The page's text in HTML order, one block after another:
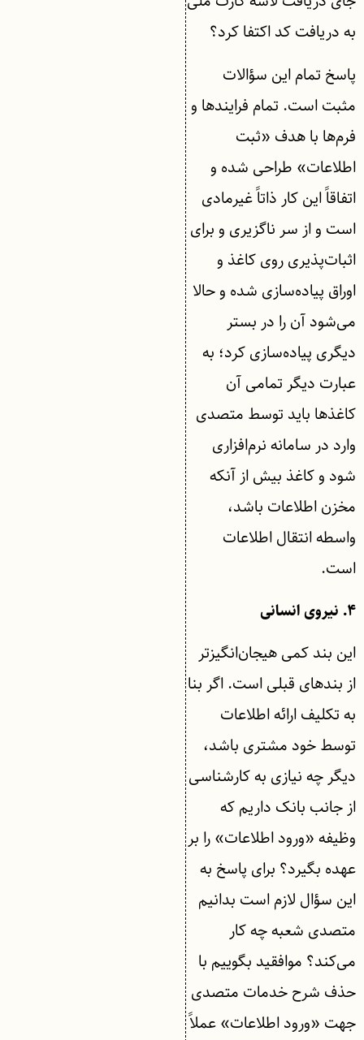
به دریافت کد اکتفا کرد؟
پاسخ تمام این سؤالات
مثبت است. تمام فرایندها و
فرم‌ها با هدف «ثبت
اطلاعات» طراحی شده و
اتفاقاً این کار ذاتاً غیرمادی
است و از سر ناگزیری و برای
اثبات‌پذیری روی کاغذ و
اوراق پیاده‌سازی شده و حالا
می‌شود آن را در بستر
دیگری پیاده‌سازی کرد؛ به
‌عبارت ‌دیگر تمامی آن
کاغذها باید توسط متصدی
وارد در سامانه نرم‌افزاری
شود و کاغذ بیش از آنکه
مخزن اطلاعات باشد،
واسطه انتقال اطلاعات
است.
۴. نیروی انسانی
این بند کمی هیجان‌انگیزتر
از بندهای قبلی است. اگر بنا
به تکلیف ارائه اطلاعات
توسط خود مشتری باشد،
دیگر چه نیازی به کارشناسی
از جانب بانک داریم که
وظیفه «ورود اطلاعات» را بر
عهده بگیرد؟ برای پاسخ به
این سؤال لازم است بدانیم
متصدی شعبه چه کار
می‌کند؟ موافقید بگوییم با
حذف شرح خدمات متصدی
جهت «ورود اطلاعات» عملاً